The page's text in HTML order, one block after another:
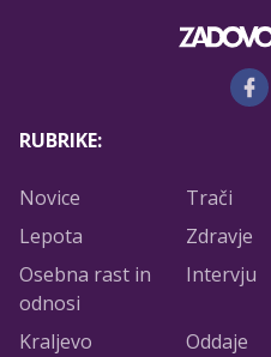
RUBRIKE:
Novice Trači
Lepota
Zdravje
Osebna rast in
odnosi
Intervju
Kraljevo Oddaje